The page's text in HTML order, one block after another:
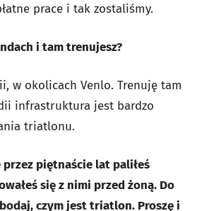
prace i tak zostaliśmy.
i tam trenujesz?
w okolicach Venlo. Trenuję tam
infrastruktura jest bardzo
triatlonu.
przez piętnaście lat paliłeś
się z nimi przed żoną. Do
czym jest triatlon. Proszę i